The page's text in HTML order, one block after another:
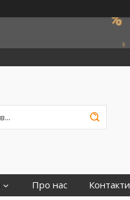
Про нас Контакти